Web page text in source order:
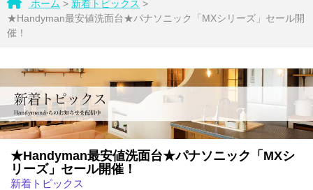
ホーム > 新着トピックス >
★Handyman最安値洗面台★パナソニック「MXシリーズ」セール開
催！
★Handyman最安値洗面台★パナソニック「MXシ
リーズ」セール開催！
新着トピックス